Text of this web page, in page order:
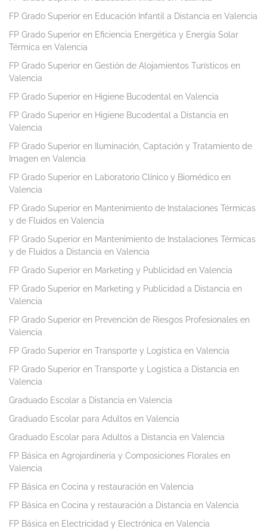
FP Grado Superior en Educación Infantil a Distancia en Valencia
FP Grado Superior en Eficiencia Energética y Energía Solar
Térmica en Valencia
FP Grado Superior en Gestión de Alojamientos Turísticos en
Valencia
FP Grado Superior en Higiene Bucodental en Valencia
FP Grado Superior en Higiene Bucodental a Distancia en
Valencia
FP Grado Superior en Iluminación, Captación y Tratamiento de
Imagen en Valencia
FP Grado Superior en Laboratorio Clínico y Biomédico en
Valencia
FP Grado Superior en Mantenimiento de Instalaciones Térmicas
y de Fluidos en Valencia
FP Grado Superior en Mantenimiento de Instalaciones Térmicas
y de Fluidos a Distancia en Valencia
FP Grado Superior en Marketing y Publicidad en Valencia
FP Grado Superior en Marketing y Publicidad a Distancia en
Valencia
FP Grado Superior en Prevención de Riesgos Profesionales en
Valencia
FP Grado Superior en Transporte y Logística en Valencia
FP Grado Superior en Transporte y Logística a Distancia en
Valencia
Graduado Escolar a Distancia en Valencia
Graduado Escolar para Adultos en Valencia
Graduado Escolar para Adultos a Distancia en Valencia
FP Básica en Agrojardinería y Composiciones Florales en
Valencia
FP Básica en Cocina y restauración en Valencia
FP Básica en Cocina y restauración a Distancia en Valencia
FP Básica en Electricidad y Electrónica en Valencia